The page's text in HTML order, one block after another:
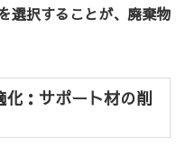
選択することが、廃棄物
：サポート材の削